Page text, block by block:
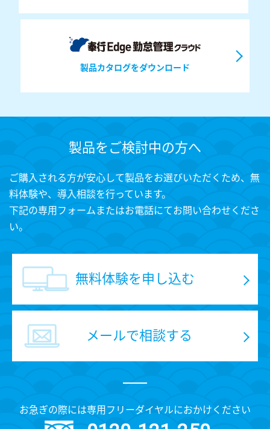
製品カタログをダウンロード
製品をご検討中の方へ
ご購入される方が安心して製品をお選びいただくため、無
料体験や、導入相談を行っています。
下記の専用フォームまたはお電話にてお問い合わせくださ
い。
無料体験を申し込む
メールで相談する
お急ぎの際には専用フリーダイヤルにおかけください